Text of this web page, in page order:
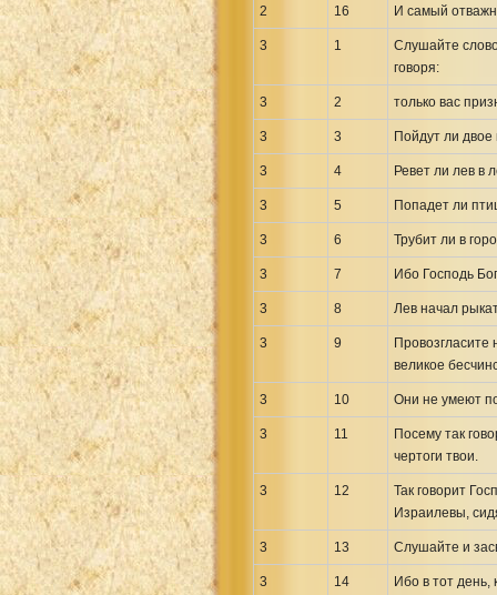
Uma New Testament
Vietnamese 1934 Bible
2 16 И самый
3 1
Слушайте
говоря:
3 2 только вас
3 3 Пойдут ли
3 4 Ревет ли лев в
3 5 Попадет ли
3 6 Трубит ли в
3 7 Ибо Господь
3 8 Лев начал
3 9
Провозгласите
великое
3 10 Они не умеют
3 11
Посему так
чертоги твои.
3 12
Так говорит
Израилевы,
3 13 Слушайте и
3 14
Ибо в тот день,